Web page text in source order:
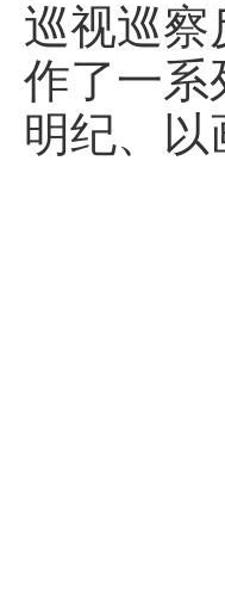
巡视巡察
作了一系
明纪、以